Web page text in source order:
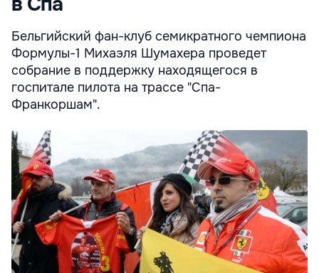
Бельгийский фан-клуб семикратного чемпиона
Формулы-1 Михаэля Шумахера проведет
собрание в поддержку находящегося в
госпитале пилота на трассе "Спа-
Франкоршам".